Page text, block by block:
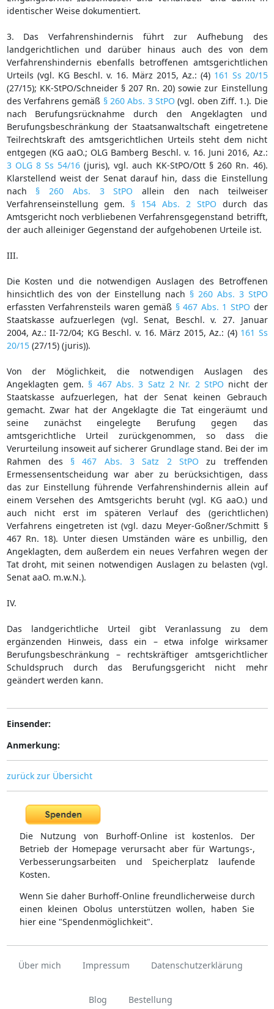
identischer Weise dokumentiert.
3. Das Verfahrenshindernis führt zur Aufhebung des
landgerichtlichen und darüber hinaus auch des von dem
Verfahrenshindernis ebenfalls betroffenen amtsgerichtlichen
Urteils (vgl. KG Beschl. v. 16. März 2015, Az.: (4) 161 Ss 20/15
(27/15); KK-StPO/Schneider § 207 Rn. 20) sowie zur Einstellung
des Verfahrens gemäß § 260 Abs. 3 StPO (vgl. oben Ziff. 1.). Die
nach Berufungsrücknahme durch den Angeklagten und
Berufungsbeschränkung der Staatsanwaltschaft eingetretene
Teilrechtskraft des amtsgerichtlichen Urteils steht dem nicht
entgegen (KG aaO.; OLG Bamberg Beschl. v. 16. Juni 2016, Az.:
3 OLG 8 Ss 54/16(juris), vgl. auch KK-StPO/Ott § 260 Rn. 46).
Klarstellend weist der Senat darauf hin, dass die Einstellung
nach § 260 Abs. 3 StPO allein den nach teilweiser
Verfahrenseinstellung gem. § 154 Abs. 2 StPO durch das
Amtsgericht noch verbliebenen Verfahrensgegenstand betrifft,
der auch alleiniger Gegenstand der aufgehobenen Urteile ist.
III.
Die Kosten und die notwendigen Auslagen des Betroffenen
hinsichtlich des von der Einstellung nach § 260 Abs. 3 StPO
erfassten Verfahrensteils waren gemäß § 467 Abs. 1 StPO der
Staatskasse aufzuerlegen (vgl. Senat, Beschl. v. 27. Januar
2004, Az.: II-72/04; KG Beschl. v. 16. März 2015, Az.: (4) 161 Ss
20/15(27/15) (juris)).
Von der Möglichkeit, die notwendigen Auslagen des
Angeklagten gem. § 467 Abs. 3 Satz 2 Nr. 2 StPO nicht der
Staatskasse aufzuerlegen, hat der Senat keinen Gebrauch
gemacht. Zwar hat der Angeklagte die Tat eingeräumt und
seine zunächst eingelegte Berufung gegen das
amtsgerichtliche Urteil zurückgenommen, so dass die
Verurteilung insoweit auf sicherer Grundlage stand. Bei der im
Rahmen des § 467 Abs. 3 Satz 2 StPO zu treffenden
Ermessensentscheidung war aber zu berücksichtigen, dass
das zur Einstellung führende Verfahrenshindernis allein auf
einem Versehen des Amtsgerichts beruht (vgl. KG aaO.) und
auch nicht erst im späteren Verlauf des (gerichtlichen)
Verfahrens eingetreten ist (vgl. dazu Meyer-Goßner/Schmitt §
467 Rn. 18). Unter diesen Umständen wäre es unbillig, den
Angeklagten, dem außerdem ein neues Verfahren wegen der
Tat droht, mit seinen notwendigen Auslagen zu belasten (vgl.
Senat aaO. m.w.N.).
IV.
Das landgerichtliche Urteil gibt Veranlassung zu dem
ergänzenden Hinweis, dass ein – etwa infolge wirksamer
Berufungsbeschränkung – rechtskräftiger amtsgerichtlicher
Schuldspruch durch das Berufungsgericht nicht mehr
geändert werden kann.
Einsender:
Anmerkung:
zurück zur Übersicht
Die Nutzung von Burhoff-Online ist kostenlos. Der
Betrieb der Homepage verursacht aber für Wartungs-,
Verbesserungsarbeiten und Speicherplatz laufende
Kosten.
Wenn Sie daher Burhoff-Online freundlicherweise durch
einen kleinen Obolus unterstützen wollen, haben Sie
hier eine "Spendenmöglichkeit".
Über mich Impressum Datenschutzerklärung
Blog Bestellung